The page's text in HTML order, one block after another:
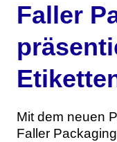
Studien
Digital Health
Personen
Ausgabenarchiv
Abonnement
Über uns
Team
Werben
Faller
Mit dem neuen
Faller